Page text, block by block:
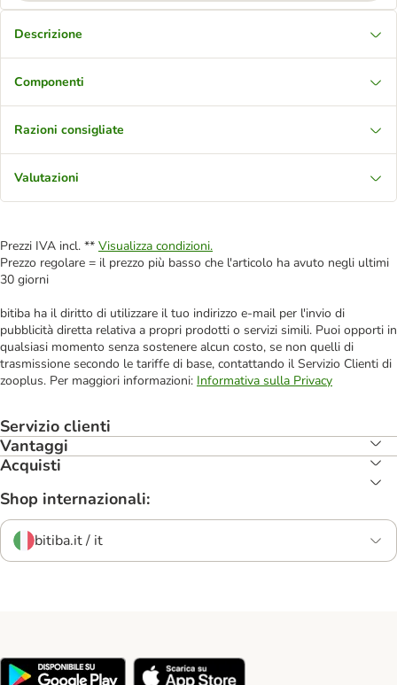
Descrizione
Componenti
Razioni consigliate
Valutazioni
Prezzi IVA incl. ** Visualizza condizioni.
Prezzo regolare = il prezzo più basso che l'articolo ha avuto negli ultimi
30 giorni
bitiba ha il diritto di utilizzare il tuo indirizzo e-mail per l'invio di
pubblicità diretta relativa a propri prodotti o servizi simili. Puoi opporti in
qualsiasi momento senza sostenere alcun costo, se non quelli di
trasmissione secondo le tariffe di base, contattando il Servizio Clienti di
zooplus. Per maggiori informazioni: Informativa sulla Privacy
Servizio clienti
Vantaggi
Acquisti
Shop internazionali:
bitiba.it / it